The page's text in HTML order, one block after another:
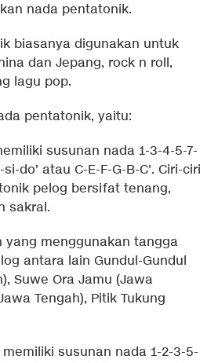
nada pentatonik.
biasanya digunakan untuk
dan Jepang, rock n roll,
lagu pop.
pentatonik, yaitu:
susunan nada 1-3-4-5-7-
do' atau C-E-F-G-B-C'. Ciri-ciri
pelog bersifat tenang,
sakral.
yang menggunakan tangga
antara lain Gundul-Gundul
Suwe Ora Jamu (Jawa
Tengah), Pitik Tukung
susunan nada 1-2-3-5-